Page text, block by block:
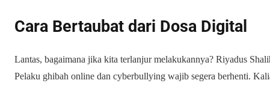
Cara Bertaubat dari Dosa Digital
Lantas, bagaimana jika kita terlanjur melakukannya? Riyadus
Pelaku ghibah online dan cyberbullying wajib segera berhenti.